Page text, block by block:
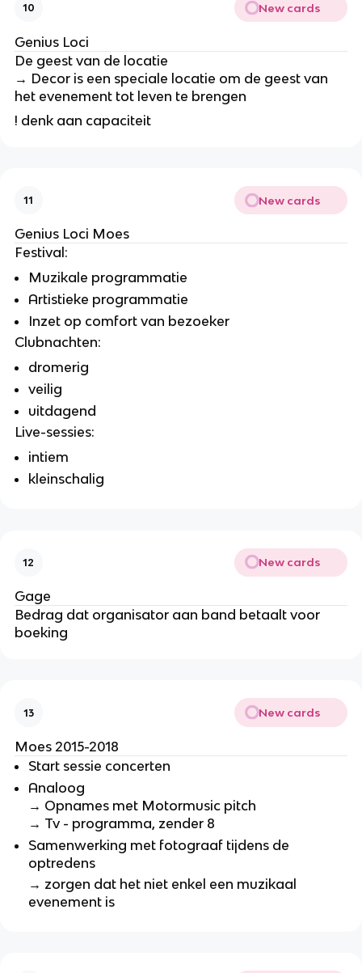
10 New cards
Genius Loci
De geest van de locatie
→ Decor is een speciale locatie om de geest van
het evenement tot leven te brengen
! denk aan capaciteit
11 New cards
Genius Loci Moes
Festival:
Muzikale programmatie
Artistieke programmatie
Inzet op comfort van bezoeker
Clubnachten:
dromerig
veilig
uitdagend
Live-sessies:
intiem
kleinschalig
12 New cards
Gage
Bedrag dat organisator aan band betaalt voor
boeking
13 New cards
Moes 2015-2018
Start sessie concerten
Analoog
→ Opnames met Motormusic pitch
→ Tv - programma, zender 8
Samenwerking met fotograaf tijdens de
optredens
→ zorgen dat het niet enkel een muzikaal
evenement is